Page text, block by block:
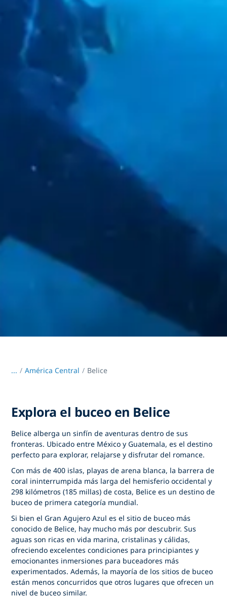
... / América Central Belice
Explora el buceo en Belice
Belice alberga un sinfín de aventuras dentro de sus
fronteras. Ubicado entre México y Guatemala, es el destino
perfecto para explorar, relajarse y disfrutar del romance.
Con más de 400 islas, playas de arena blanca, la barrera de
coral ininterrumpida más larga del hemisferio occidental y
298 kilómetros (185 millas) de costa, Belice es un destino de
buceo de primera categoría mundial.
Si bien el Gran Agujero Azul es el sitio de buceo más
conocido de Belice, hay mucho más por descubrir. Sus
aguas son ricas en vida marina, cristalinas y cálidas,
ofreciendo excelentes condiciones para principiantes y
emocionantes inmersiones para buceadores más
experimentados. Además, la mayoría de los sitios de buceo
están menos concurridos que otros lugares que ofrecen un
nivel de buceo similar.